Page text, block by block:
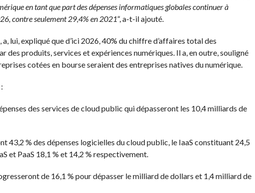
en tant que part des dépenses informatiques globales continuer à
contre seulement 29,4% en 2021“, a-t-il ajouté.
, a, lui, expliqué que d’ici 2026, 40% du chiffre d’affaires total des
des produits, services et expériences numériques.Il a, en outre, souligné
cotées en bourse seraient des entreprises natives du numérique.
des services de cloud public qui dépasseront les 10,4 milliards de
43,2 % des dépenses logicielles du cloud public, le IaaS constituant 24,5
et PaaS 18,1 % et 14,2 % respectivement.
de 16,1 % pour dépasser le milliard de dollars et 1,4 milliard de